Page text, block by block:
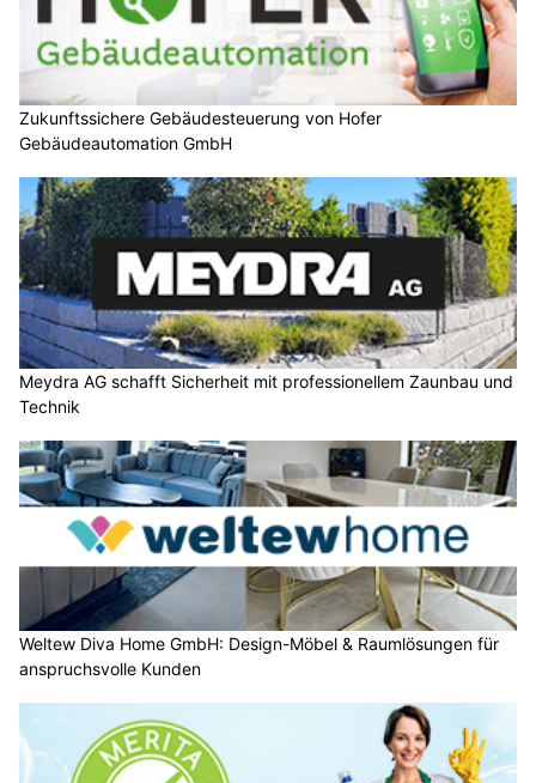
Zukunftssichere Gebäudesteuerung von Hofer
Gebäudeautomation GmbH
Meydra AG schafft Sicherheit mit professionellem Zaunbau und
Technik
Weltew Diva Home GmbH: Design-Möbel & Raumlösungen für
anspruchsvolle Kunden